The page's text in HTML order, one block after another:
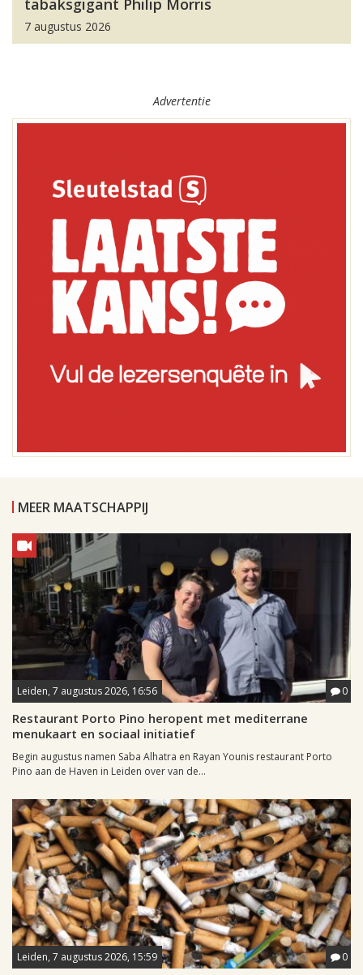
tabaksgigant Philip Morris
7 augustus 2026
Advertentie
MEER MAATSCHAPPIJ
Leiden, 7 augustus 2026, 16:56 0
Restaurant Porto Pino heropent met mediterrane
menukaart en sociaal initiatief
Begin augustus namen Saba Alhatra en Rayan Younis restaurant Porto
Pino aan de Haven in Leiden over van de...
Leiden, 7 augustus 2026, 15:59 0